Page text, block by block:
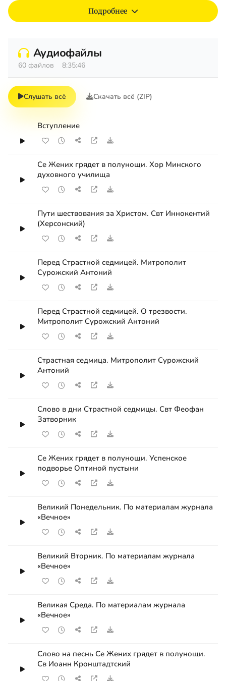
Подробнее
Аудиофайлы
60 файлов 8:35:46
Слушать всё Скачать всё (ZIP)
Вступление
Се Жених грядет в полунощи. Хор Минского
духовного училища
Пути шествования за Христом. Свт Иннокентий
(Херсонский)
Перед Страстной седмицей. Митрополит
Сурожский Антоний
Перед Страстной седмицей. О трезвости.
Митрополит Сурожский Антоний
Страстная седмица. Митрополит Сурожский
Антоний
Слово в дни Страстной седмицы. Свт Феофан
Затворник
Се Жених грядет в полунощи. Успенское
подворье Оптиной пустыни
Великий Понедельник. По материалам журнала
«Вечное»
Великий Вторник. По материалам журнала
«Вечное»
Великая Среда. По материалам журнала
«Вечное»
Слово на песнь Се Жених грядет в полунощи.
Св Иоанн Кронштадтский